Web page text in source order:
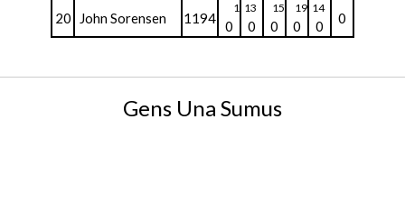
20 John Sorensen 1194
1
0
13
0
15
0
19
0
14
0 0
Gens Una Sumus